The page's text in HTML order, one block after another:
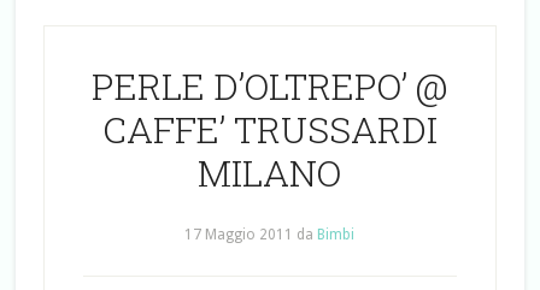
PERLE D’OLTREPO’ @
CAFFE’ TRUSSARDI
MILANO
17 Maggio 2011 da Bimbi